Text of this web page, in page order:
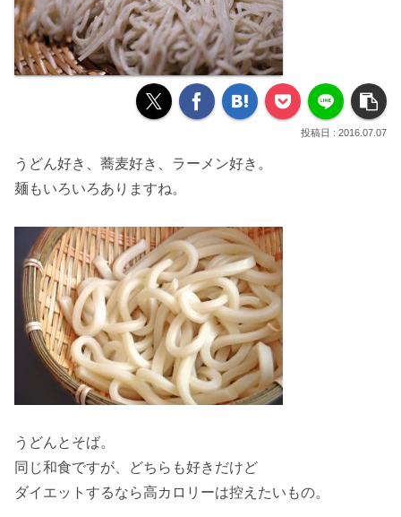
2016.07.07
うどん好き、 蕎麦好き、 ラーメン好き。
麺もいろいろありますね。
うどんとそば。
同じ和食ですが、どちらも好きだけど
ダイエット するなら高カロリーは控えたいもの。